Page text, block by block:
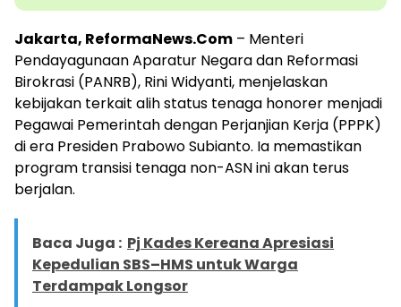
Jakarta, ReformaNews.Com – Menteri
Pendayagunaan Aparatur Negara dan Reformasi
Birokrasi (PANRB), Rini Widyanti, menjelaskan
kebijakan terkait alih status tenaga honorer menjadi
Pegawai Pemerintah dengan Perjanjian Kerja (PPPK)
di era Presiden Prabowo Subianto. Ia memastikan
program transisi tenaga non-ASN ini akan terus
berjalan.
Baca Juga : Pj Kades Kereana Apresiasi
Kepedulian SBS–HMS untuk Warga
Terdampak Longsor